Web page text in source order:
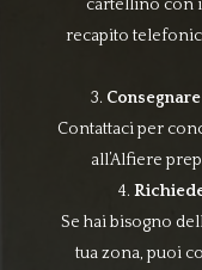
cartellino con
recapito
Contattaci per
all’Alfiere
Se hai bisogno
tua zona, puoi